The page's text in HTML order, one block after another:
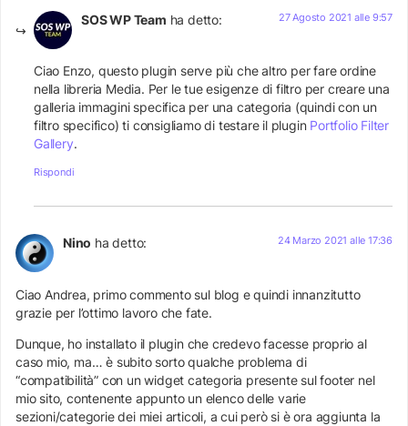
SOS WP Team ha detto: 27 Agosto 2021 alle 9:57
Ciao Enzo, questo plugin serve più che altro per fare ordine
nella libreria Media. Per le tue esigenze di filtro per creare una
galleria immagini specifica per una categoria (quindi con un
filtro specifico) ti consigliamo di testare il plugin Portfolio Filter
Gallery.
Rispondi
Nino ha detto: 24 Marzo 2021 alle 17:36
Ciao Andrea, primo commento sul blog e quindi innanzitutto
grazie per l’ottimo lavoro che fate.
Dunque, ho installato il plugin che credevo facesse proprio al
caso mio, ma… è subito sorto qualche problema di
“compatibilità” con un widget categoria presente sul footer nel
mio sito, contenente appunto un elenco delle varie
sezioni/categorie dei miei articoli, a cui però si è ora aggiunta la